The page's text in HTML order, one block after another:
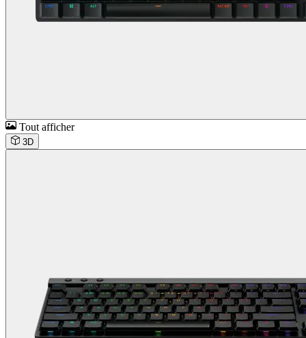
Tout afficher
3D